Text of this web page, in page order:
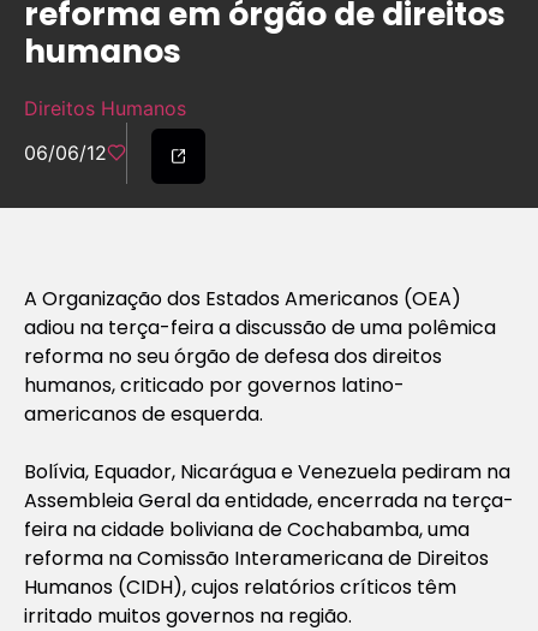
reforma em órgão de direitos
humanos
Direitos Humanos
06/06/12
A Organização dos Estados Americanos (OEA)
adiou na terça-feira a discussão de uma polêmica
reforma no seu órgão de defesa dos direitos
humanos, criticado por governos latino-
americanos de esquerda.
Bolívia, Equador, Nicarágua e Venezuela pediram na
Assembleia Geral da entidade, encerrada na terça-
feira na cidade boliviana de Cochabamba, uma
reforma na Comissão Interamericana de Direitos
Humanos (CIDH), cujos relatórios críticos têm
irritado muitos governos na região.